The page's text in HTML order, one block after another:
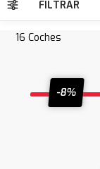
FILTRAR
16 Coches
-8%